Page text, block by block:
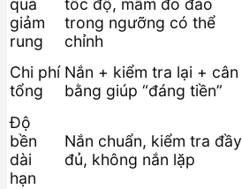
quả
giảm
rung
tốc độ, mâm đo đảo
trong ngưỡng có thể
chỉnh
Chi phí
tổng
Nắn + kiểm tra lại + cân
bằng giúp “đáng tiền”
Độ
bền
dài
hạn
Nắn chuẩn, kiểm tra đầy
đủ, không nắn lặp